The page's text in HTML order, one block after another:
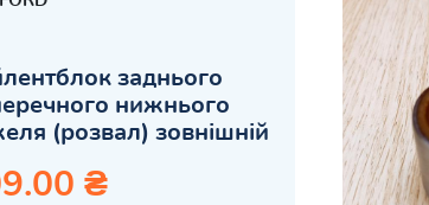
заднього
нижнього
(розвал) зовнішній
₴